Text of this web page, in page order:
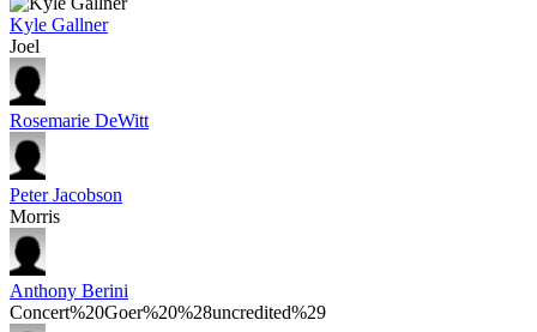
Kyle Gallner
Joel
Rosemarie DeWitt
Peter Jacobson
Morris
Anthony Berini
Concert%20Goer%20%28uncredited%29